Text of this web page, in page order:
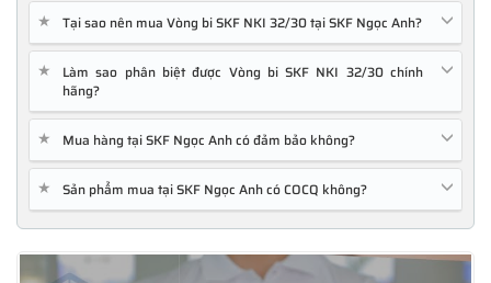
★ Tại sao nên mua Vòng bi SKF NKI 32/30 tại SKF Ngọc Anh?
★
Làm sao phân biệt được Vòng bi SKF NKI 32/30 chính
hãng?
★ Mua hàng tại SKF Ngọc Anh có đảm bảo không?
★ Sản phẩm mua tại SKF Ngọc Anh có COCQ không?